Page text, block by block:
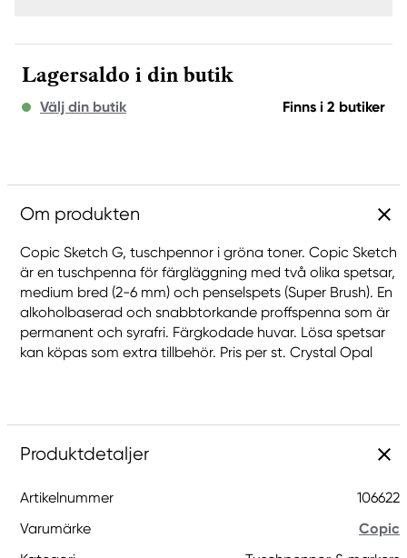
Lagersaldo i din butik
Välj din butik Finns i 2 butiker
Om produkten
Copic Sketch G, tuschpennor i gröna toner. Copic Sketch
är en tuschpenna för färgläggning med två olika spetsar,
medium bred (2-6 mm) och penselspets (Super Brush). En
alkoholbaserad och snabbtorkande proffspenna som är
permanent och syrafri. Färgkodade huvar. Lösa spetsar
kan köpas som extra tillbehör. Pris per st. Crystal Opal
Produktdetaljer
Artikelnummer
106622
Varumärke
Copic